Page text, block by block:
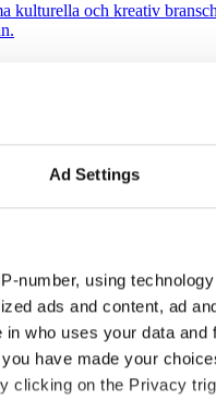
Ad Settings
number, using
ads and content, ad
who uses your data and
have made your
clicking on the Privacy
och kreativ
Hallberg, som vanligtvis
of Meaning. Först ut är